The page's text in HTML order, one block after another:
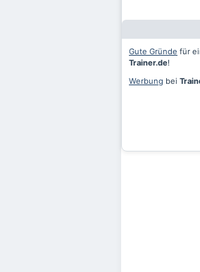
Gute Gründe für
Trainer.de!
Werbung bei